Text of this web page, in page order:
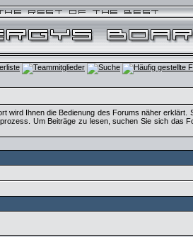
wird Ihnen die Bedienung des Forums näher
Um Beiträge zu lesen, suchen Sie sich